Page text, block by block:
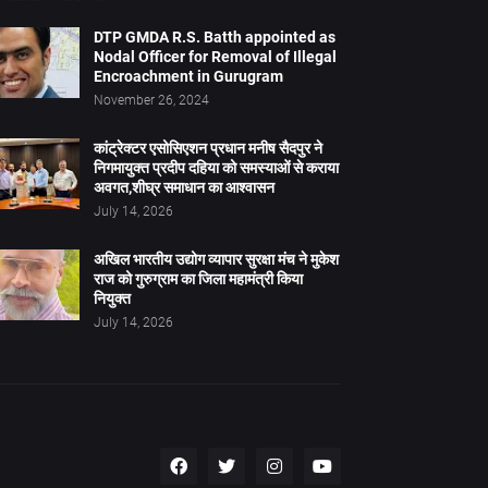
DTP GMDA R.S. Batth appointed as
Nodal Officer for Removal of Illegal
Encroachment in Gurugram
November 26, 2024
कांट्रेक्टर एसोसिएशन प्रधान मनीष सैदपुर ने
निगमायुक्त प्रदीप दहिया को समस्याओं से कराया
अवगत,शीघ्र समाधान का आश्वासन
July 14, 2026
अखिल भारतीय उद्योग व्यापार सुरक्षा मंच ने मुकेश
राज को गुरुग्राम का जिला महामंत्री किया
नियुक्त
July 14, 2026